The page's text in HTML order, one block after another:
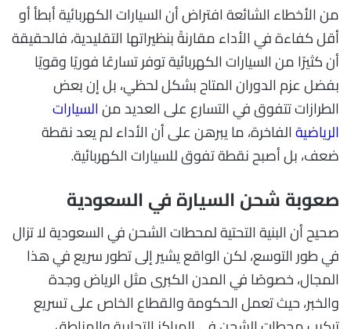
من الأخطاء الشائعة افتراض أن السيارات الكهربائية أبطأ أو
أقل كفاءة في الأداء مقارنةً بنظيراتها التقليدية، فالحقيقة
أن كثيرًا من السيارات الكهربائية توفر تسارعًا فوريًا وقويًا
بفضل عزم الدوران المتاح بشكل لحظي، بل إن بعض
الطرازات تتفوق في التسارع على العديد منالسيارات
الرياضيةالفاخرة، ما يبرهن على أن الأداء لم يعد نقطة
ضعف، بل أصبح نقطة تفوق للسيارات الكهربائية.
صعوبة شحن السيارة في السعودية
صحيح أن البنية التحتية لمحطات الشحن في السعودية لا تزال
في طور التوسع، لكن الواقع يشير إلى تطور سريع في هذا
المجال، خصوصًا في المدن الكبرى مثل الرياض وجدة
والخبر، حيث تعمل الحكومة والقطاع الخاص على تسريع